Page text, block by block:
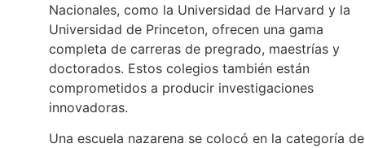
Nacionales, como la Universidad de Harvard y la
Universidad de Princeton, ofrecen una gama
completa de carreras de pregrado, maestrías y
doctorados. Estos colegios también están
comprometidos a producir investigaciones
innovadoras.
Una escuela nazarena se colocó en la categoría de